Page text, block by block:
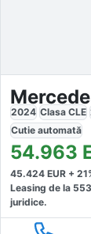
2024 Clasa CLE
Cutie automată
54.963
45.424 EUR + 21
Leasing de la 553
juridice.